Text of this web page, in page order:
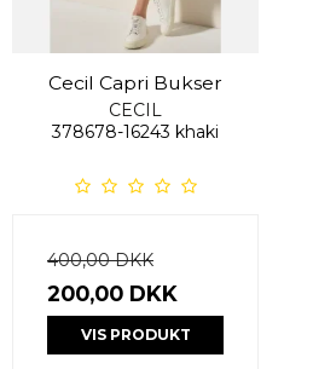
Cecil Capri Bukser
CECIL
378678-16243 khaki
400,00 DKK
200,00 DKK
VIS PRODUKT